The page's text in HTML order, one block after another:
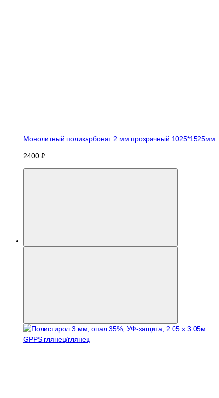
Монолитный поликарбонат 2 мм прозрачный 1025*1525мм
2400 ₽